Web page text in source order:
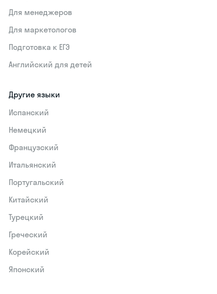
Для менеджеров
Для маркетологов
Подготовка к ЕГЭ
Английский для детей
Другие языки
Испанский
Немецкий
Французский
Итальянский
Португальский
Китайский
Турецкий
Греческий
Корейский
Японский